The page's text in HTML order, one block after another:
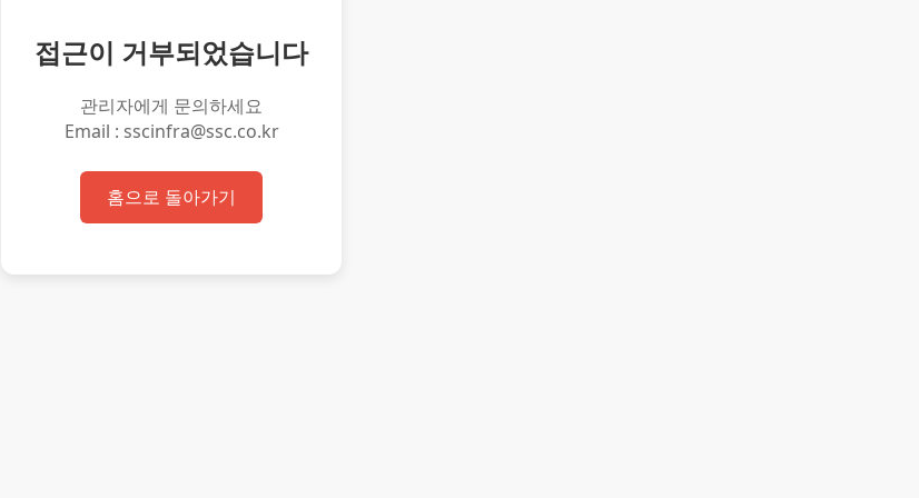
접근이 거부되었습니다
관리자에게 문의하세요
Email : sscinfra@ssc.co.kr
홈으로 돌아가기